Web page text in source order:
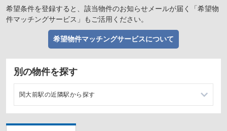
希望条件を登録すると、該当物件のお知らせメールが届く「希望物
件マッチングサービス」もご活用ください。
希望物件マッチングサービスについて
別の物件を探す
関大前駅の近隣駅から探す